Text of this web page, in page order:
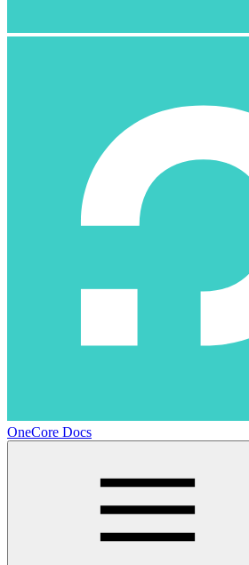
OneCore Docs